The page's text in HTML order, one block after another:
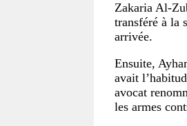
Zakaria Al-
transféré à la
arrivée.
Ensuite,
avait
avocat
les armes